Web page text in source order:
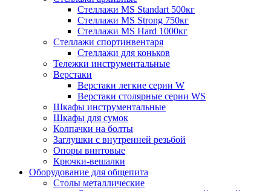
Стеллажи MS Standart 500кг
Стеллажи MS Strong 750кг
Стеллажи MS Hard 1000кг
Стеллажи спортинвентаря
Стеллажи для коньков
Тележки инструментальные
Верстаки
Верстаки легкие серии W
Верстаки столярные серии WS
Шкафы инструментальные
Шкафы для сумок
Колпачки на болты
Заглушки с внутренней резьбой
Опоры винтовые
Крючки-вешалки
Оборудование для общепита
Столы металлические